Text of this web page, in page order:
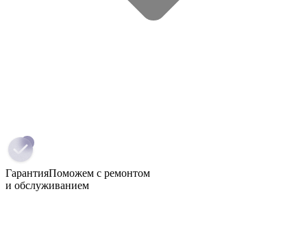
ГарантияПоможем с ремонтом
и обслуживанием